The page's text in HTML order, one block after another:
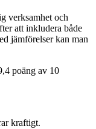
verksamhet och
att inkludera både
jämförelser kan man
poäng av 10
kraftigt.